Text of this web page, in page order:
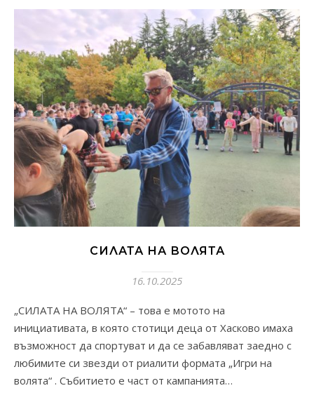
СИЛАТА НА ВОЛЯТА
16.10.2025
„СИЛАТА НА ВОЛЯТА“ – това е мотото на
инициативата, в която стотици деца от Хасково имаха
възможност да спортуват и да се забавляват заедно с
любимите си звезди от риалити формата „Игри на
волята“ . Събитието е част от кампанията…